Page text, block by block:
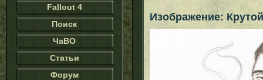
Fallout 4
Поиск
ЧаВО
Статьи
Форум
Изображение: